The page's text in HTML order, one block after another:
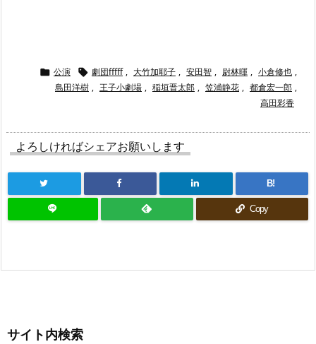
 公演  劇団fffff , 大竹加耶子 , 安田智 , 尉林暉 , 小倉修也 ,
島田洋樹 , 王子小劇場 , 稲垣晋太郎 , 笠浦静花 , 都倉宏一郎 ,
高田彩香
よろしければシェアお願いします
B!
Copy
サイト内検索